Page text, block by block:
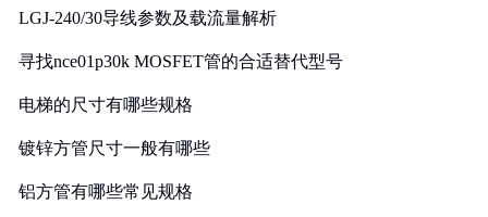
LGJ-240/30导线参数及载流量解析
寻找nce01p30k MOSFET管的合适替代型号
电梯的尺寸有哪些规格
镀锌方管尺寸一般有哪些
铝方管有哪些常见规格